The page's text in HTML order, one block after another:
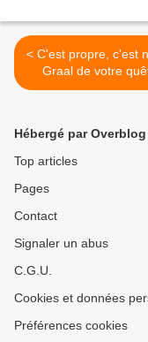
< C'est propre, c'est net - le
Graal de votre
Hébergé par Overblog
Top articles
Pages
Contact
Signaler un abus
C.G.U.
Cookies et données
Préférences cookies